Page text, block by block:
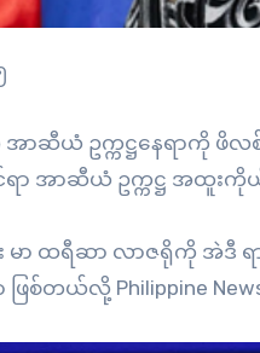
ဆီယံ ဥက္ကဋ္ဌနေရာကို ဖိလစ်ပို
ရာ အာဆီယံ ဥက္ကဋ္ဌ အထူ
ြီး မာ ထရီဆာ လာဇရိုကို အဲ
စ်တယ်လို့ Philippine